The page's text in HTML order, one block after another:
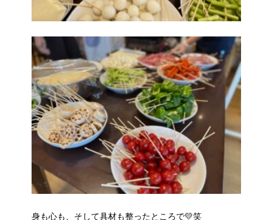
身も心も、そして具材も整ったところで💛笑